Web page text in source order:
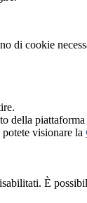
di cookie
della
visionare la
È